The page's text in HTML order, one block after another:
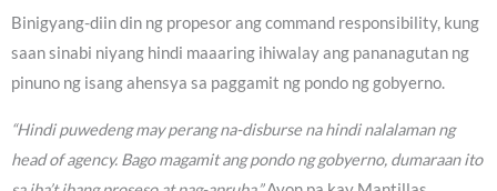
Binigyang-diin din ng propesor ang command responsibility, kung
saan sinabi niyang hindi maaaring ihiwalay ang pananagutan ng
pinuno ng isang ahensya sa paggamit ng pondo ng gobyerno.
“Hindi puwedeng may perang na-disburse na hindi nalalaman ng
head of agency. Bago magamit ang pondo ng gobyerno, dumaraan ito